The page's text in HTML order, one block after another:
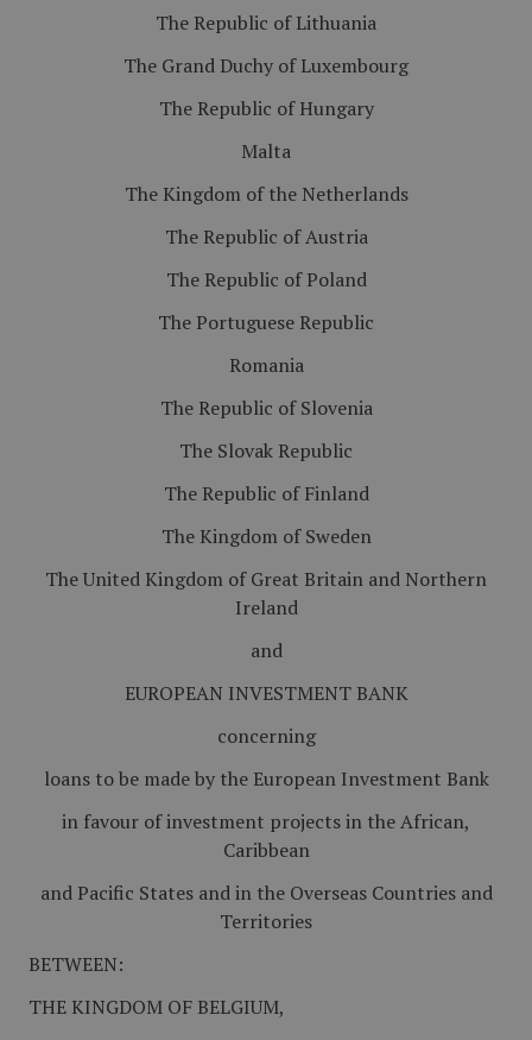
The Republic of Lithuania
The Grand Duchy of Luxembourg
The Republic of Hungary
Malta
The Kingdom of the Netherlands
The Republic of Austria
The Republic of Poland
The Portuguese Republic
Romania
The Republic of Slovenia
The Slovak Republic
The Republic of Finland
The Kingdom of Sweden
The United Kingdom of Great Britain and Northern
Ireland
and
EUROPEAN INVESTMENT BANK
concerning
loans to be made by the European Investment Bank
in favour of investment projects in the African,
Caribbean
and Pacific States and in the Overseas Countries and
Territories
BETWEEN:
THE KINGDOM OF BELGIUM,